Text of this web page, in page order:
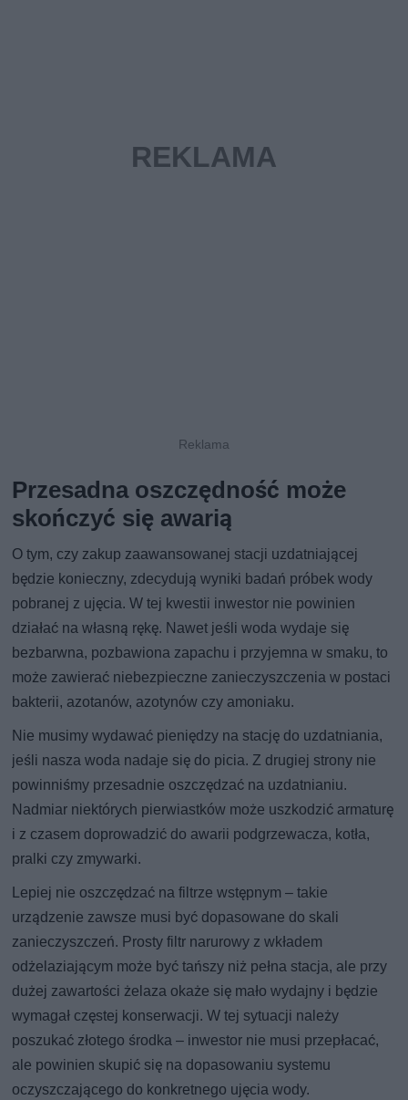
Przesadna oszczędność może
skończyć się awarią
O tym, czy zakup zaawansowanej stacji uzdatniającej
będzie konieczny, zdecydują wyniki badań próbek wody
pobranej z ujęcia. W tej kwestii inwestor nie powinien
działać na własną rękę. Nawet jeśli woda wydaje się
bezbarwna, pozbawiona zapachu i przyjemna w smaku, to
może zawierać niebezpieczne zanieczyszczenia w postaci
bakterii, azotanów, azotynów czy amoniaku.
Nie musimy wydawać pieniędzy na stację do uzdatniania,
jeśli nasza woda nadaje się do picia. Z drugiej strony nie
powinniśmy przesadnie oszczędzać na uzdatnianiu.
Nadmiar niektórych pierwiastków może uszkodzić armaturę
i z czasem doprowadzić do awarii podgrzewacza, kotła,
pralki czy zmywarki.
Lepiej nie oszczędzać na filtrze wstępnym – takie
urządzenie zawsze musi być dopasowane do skali
zanieczyszczeń. Prosty filtr narurowy z wkładem
odżelaziającym może być tańszy niż pełna stacja, ale przy
dużej zawartości żelaza okaże się mało wydajny i będzie
wymagał częstej konserwacji. W tej sytuacji należy
poszukać złotego środka – inwestor nie musi przepłacać,
ale powinien skupić się na dopasowaniu systemu
oczyszczającego do konkretnego ujęcia wody.